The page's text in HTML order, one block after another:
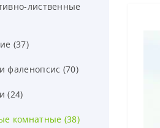
лиственные
(37)
фаленопсис (70)
(24)
комнатные (38)